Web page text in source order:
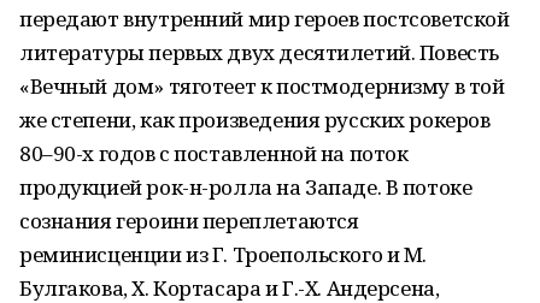
передают внутренний мир героев постсоветской
литературы первых двух десятилетий. Повесть
«Вечный дом» тяготеет к постмодернизму в той
же степени, как произведения русских рокеров
80–90-х годов с поставленной на поток
продукцией рок-н-ролла на Западе. В потоке
сознания героини переплетаются
реминисценции из Г. Троепольского и М.
Булгакова, Х. Кортасара и Г.-Х. Андерсена,